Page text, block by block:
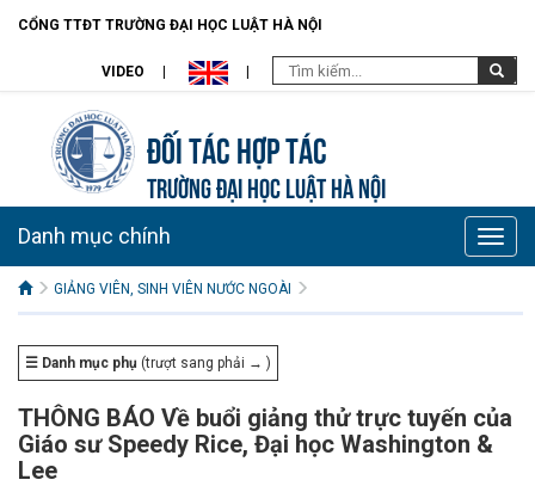
CỔNG TTĐT TRƯỜNG ĐẠI HỌC LUẬT HÀ NỘI
VIDEO
Đối tác hợp tác
TRƯỜNG ĐẠI HỌC LUẬT HÀ NỘI
Toggle
Danh mục chính
GIẢNG VIÊN, SINH VIÊN NƯỚC NGOÀI
☰ Danh mục phụ (trượt sang phải → )
THÔNG BÁO Về buổi giảng thử trực tuyến của
Giáo sư Speedy Rice, Đại học Washington &
Lee